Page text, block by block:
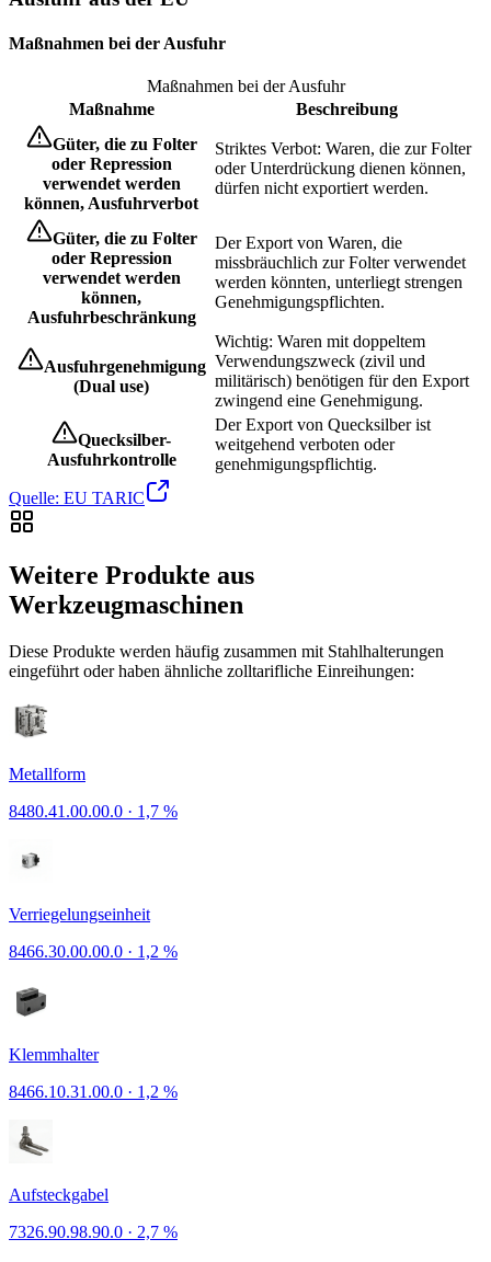
Maßnahmen bei der Ausfuhr
Maßnahmen bei der Ausfuhr
Maßnahme
Beschreibung
Güter, die zu Folter
oder Repression
verwendet werden
können, Ausfuhrverbot
Striktes Verbot: Waren, die zur Folter
oder Unterdrückung dienen können,
dürfen nicht exportiert werden.
Güter, die zu Folter
oder Repression
verwendet werden
können,
Ausfuhrbeschränkung
Der Export von Waren, die
missbräuchlich zur Folter verwendet
werden könnten, unterliegt strengen
Genehmigungspflichten.
Ausfuhrgenehmigung
(Dual use)
Wichtig: Waren mit doppeltem
Verwendungszweck (zivil und
militärisch) benötigen für den Export
zwingend eine Genehmigung.
Quecksilber-
Ausfuhrkontrolle
Der Export von Quecksilber ist
weitgehend verboten oder
genehmigungspflichtig.
Quelle: EU TARIC
Weitere Produkte aus
Werkzeugmaschinen
Diese Produkte werden häufig zusammen mit Stahlhalterungen
eingeführt oder haben ähnliche zolltarifliche Einreihungen:
Metallform
8480.41.00.00.0 · 1,7 %
Verriegelungseinheit
8466.30.00.00.0 · 1,2 %
Klemmhalter
8466.10.31.00.0 · 1,2 %
Aufsteckgabel
7326.90.98.90.0 · 2,7 %